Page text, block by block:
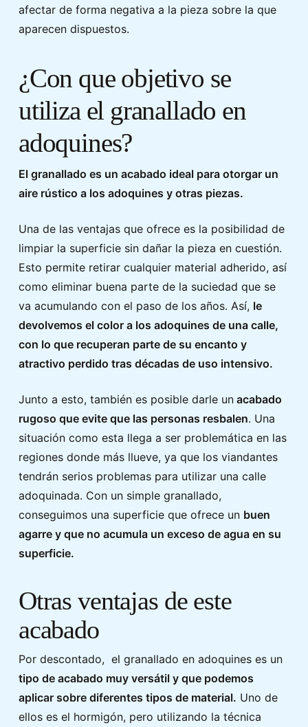
afectar de forma negativa a la pieza sobre la que
aparecen dispuestos.
¿Con que objetivo se
utiliza el granallado en
adoquines?
El granallado es un acabado ideal para otorgar un
aire rústico a los adoquines y otras piezas.
Una de las ventajas que ofrece es la posibilidad de
limpiar la superficie sin dañar la pieza en cuestión.
Esto permite retirar cualquier material adherido, así
como eliminar buena parte de la suciedad que se
va acumulando con el paso de los años. Así, le
devolvemos el color a los adoquines de una calle,
con lo que recuperan parte de su encanto y
atractivo perdido tras décadas de uso intensivo.
Junto a esto, también es posible darle unacabado
rugoso que evite que las personas resbalen. Una
situación como esta llega a ser problemática en las
regiones donde más llueve, ya que los viandantes
tendrán serios problemas para utilizar una calle
adoquinada. Con un simple granallado,
conseguimos una superficie que ofrece un buen
agarre y que no acumula un exceso de agua en su
superficie.
Otras ventajas de este
acabado
Por descontado, el granallado en adoquines es un
tipo de acabado muy versátil y que podemos
aplicar sobre diferentes tipos de material. Uno de
ellos es el hormigón, pero utilizando la técnica